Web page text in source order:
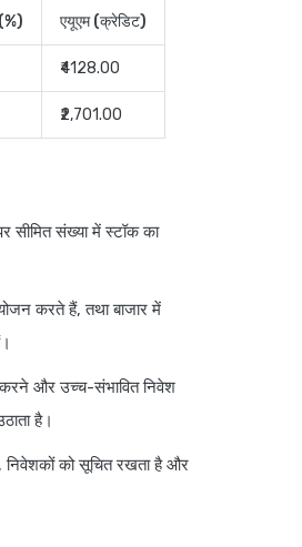
एयूएम (क्रेडिट)
₹4128.00
₹2,701.00
सीमित संख्या में स्टॉक का
करते हैं, तथा बाजार में
करने और उच्च-संभावित निवेश
है।
निवेशकों को सूचित रखता है और